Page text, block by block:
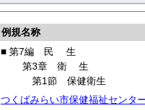
例規名称
■ 第7編
民 生
第3章 衛生
第1節 保健衛生
つくばみらい市保健福祉センタ